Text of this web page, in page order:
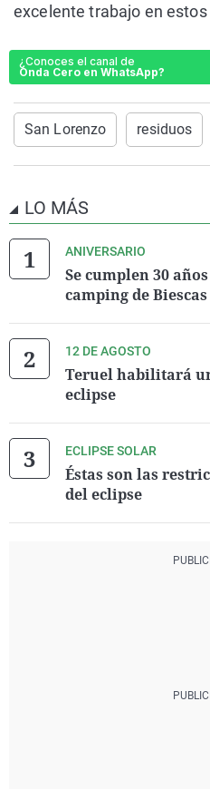
excelente trabajo en estos
¿Conoces el canal de
Onda Cero en WhatsApp?
San Lorenzo residuos
LO MÁS
ANIVERSARIO
Se cumplen 30
camping de Biescas
12 DE AGOSTO
Teruel habilitará
eclipse
ECLIPSE SOLAR
Éstas son las
del eclipse